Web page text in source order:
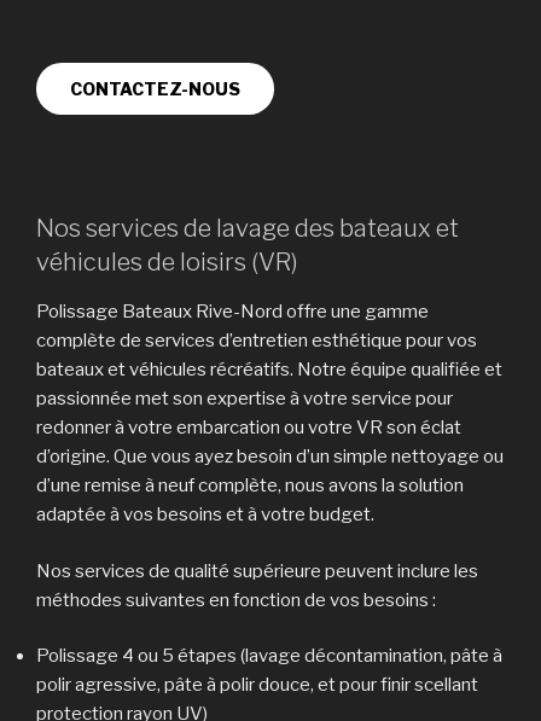
CONTACTEZ-NOUS
Nos services de lavage des bateaux et
véhicules de loisirs (VR)
Polissage Bateaux Rive-Nord offre une gamme
complète de services d’entretien esthétique pour vos
bateaux et véhicules récréatifs. Notre équipe qualifiée et
passionnée met son expertise à votre service pour
redonner à votre embarcation ou votre VR son éclat
d’origine. Que vous ayez besoin d’un simple nettoyage ou
d’une remise à neuf complète, nous avons la solution
adaptée à vos besoins et à votre budget.
Nos services de qualité supérieure peuvent inclure les
méthodes suivantes en fonction de vos besoins :
Polissage 4 ou 5 étapes (lavage décontamination, pâte à
polir agressive, pâte à polir douce, et pour finir scellant
protection rayon UV)